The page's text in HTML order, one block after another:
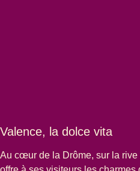
Valence, la dolce vita
Au cœur de la Drôme, sur la